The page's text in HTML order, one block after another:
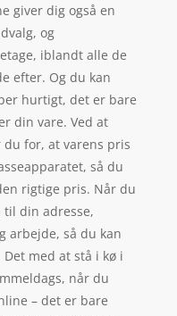
giver dig også en
og
iblandt alle de
efter. Og du kan
hurtigt, det er bare
din vare. Ved at
for, at varens pris
så du
rigtige pris. Når du
til din adresse,
arbejde, så du kan
med at stå i kø i
når du
– det er bare